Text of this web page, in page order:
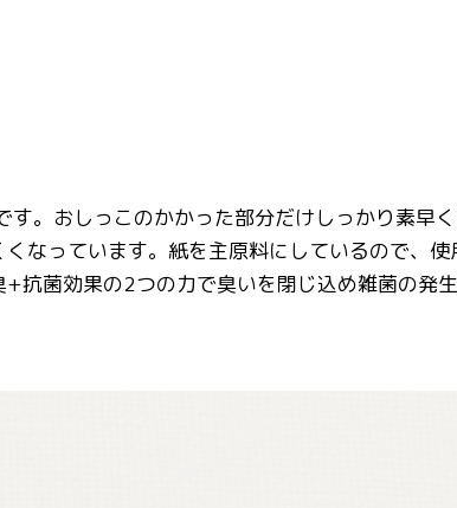
。おしっこのかかった部分だけしっかり素早
なっています。紙を主原料にしているので、
抗菌効果の2つの力で臭いを閉じ込め雑菌の発